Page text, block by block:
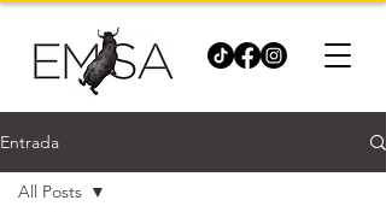
Entrada
All Posts